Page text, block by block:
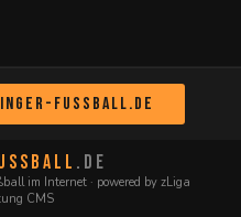
Fussball.de
.DE
im Internet · powered by zLiga
CMS